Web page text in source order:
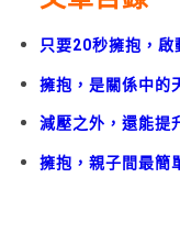
只要20秒擁抱，啟
擁抱，是關係中的
減壓之外，還能提
擁抱，親子間最簡